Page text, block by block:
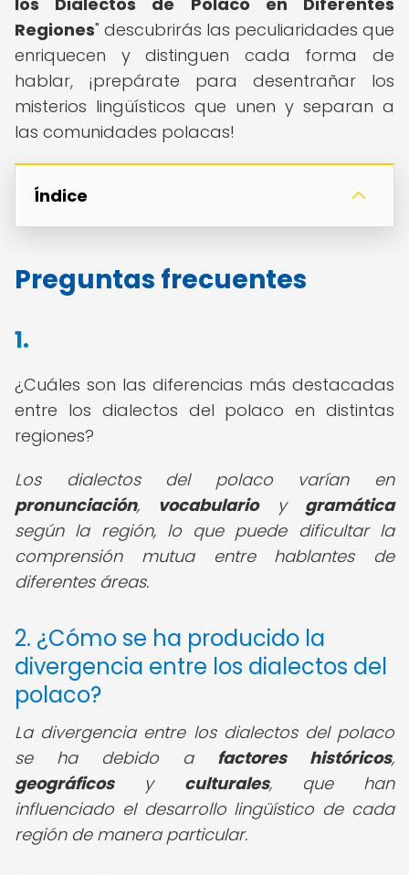
Regiones" descubrirás las peculiaridades que
enriquecen y distinguen cada forma de
hablar, ¡prepárate para desentrañar los
misterios lingüísticos que unen y separan a
las comunidades polacas!
Índice
Preguntas frecuentes
1.
¿Cuáles son las diferencias más destacadas
entre los dialectos del polaco en distintas
regiones?
Los dialectos del polaco varían en
pronunciación, vocabularioy gramática
según la región, lo que puede dificultar la
comprensión mutua entre hablantes de
diferentes áreas.
2. ¿Cómo se ha producido la
divergencia entre los dialectos del
polaco?
La divergencia entre los dialectos del polaco
se ha debido a factores históricos,
geográficosy culturales, que han
influenciado el desarrollo lingüístico de cada
región de manera particular.